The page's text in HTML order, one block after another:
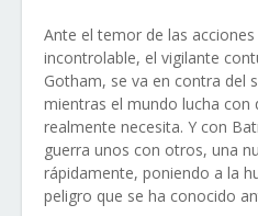
Ante el temor de las
incontrolable, el vigilante
Gotham, se va en contra del
mientras el mundo lucha con
realmente necesita. Y con
guerra unos con otros, una
rápidamente, poniendo a la
peligro que se ha conocido